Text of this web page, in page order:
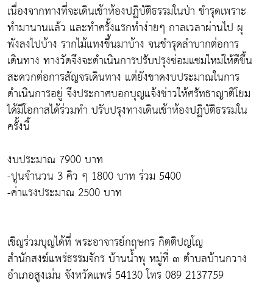
เนื่องจากทางที่จะเดินเข้าห้องปฏิบัติธรรมในป่า ชำรุดเพราะ
ทำมานานแล้ว และทำครั้งแรกทำง่ายๆ กาลเวลาผ่านไป ผุ
พังลงไปบ้าง รากไม้แทงขึ้นมาบ้าง จนชำรุดลำบากต่อการ
เดินทาง ทางวัดจึงจะดำเนินการปรับปรุงซ่อมแซมใหม่ให้ดีขึ้น
สะดวกต่อการสัญจรเดินทาง แต่ยังขาดงบประมาณในการ
ดำเนินการอยู่ จึงประกาศบอกบุญแจ้งข่าวให้ศรัทธาญาติโยม
ได้มีโอกาสได้ร่วมทำ ปรับปรุงทางเดินเข้าห้องปฏิบัติธรรมใน
ครั้งนี้
งบประมาณ 7900 บาท
-ปูนจำนวน 3 คิว ๆ 1800 บาท ร่วม 5400
-ค่าแรงประมาณ 2500 บาท
เชิญร่วมบุญได้ที่ พระอาจารย์กฤษกร กิตติปญโญ
สำนักสงฆ์แพร่ธรรมจักร บ้านน้ำพุ หมู่ที่ ๓ ตำบลบ้านกวาง
อำเภอสูงเม่น จังหวัดแพร่ 54130 โทร 089 2137759